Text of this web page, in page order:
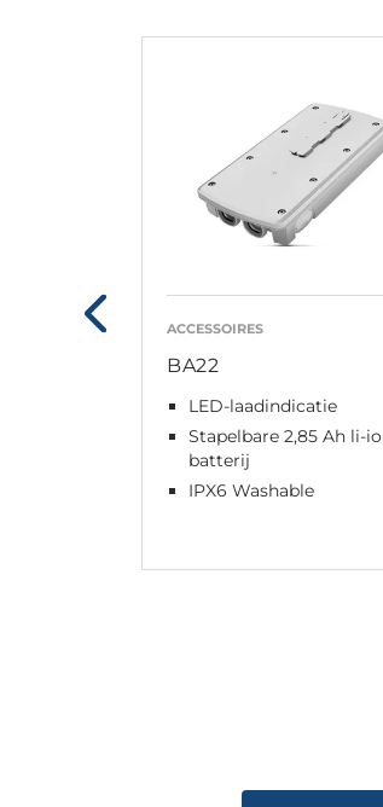
ACCESSOIRES
BA22
LED-laadindicatie
Stapelbare 2,85 Ah li-
batterij
IPX6 Washable